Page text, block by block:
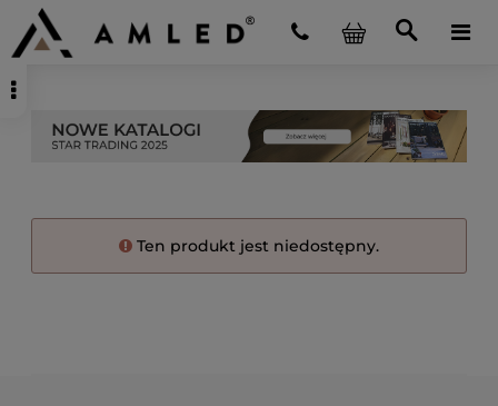
Ten produkt jest niedostępny.